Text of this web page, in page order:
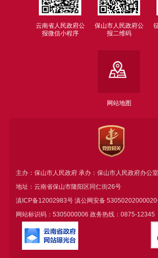
云南省人民政府公
报微信小程序
保山市人民政府公
报二维码
网站地图
主办：保山市人民政府 承办：保山市人民政府办公室
地址：云南省保山市隆阳区同仁街26号
滇ICP备12002983号滇公网安备 53050202000020
网站标识码：5305000006 政务热线：0875-12345